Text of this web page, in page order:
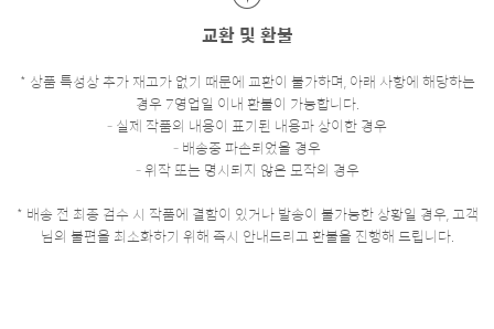
교환 및 환불
* 상품 특성상 추가 재고가 없기 때문에 교환이 불가하며, 아래 사항에 해당하는
경우 7영업일 이내 환불이 가능합니다.
- 실제 작품의 내용이 표기된 내용과 상이한 경우
- 배송중 파손되었을 경우
- 위작 또는 명시되지 않은 모작의 경우
* 배송 전 최종 검수 시 작품에 결함이 있거나 발송이 불가능한 상황일 경우, 고객
님의 불편을 최소화하기 위해 즉시 안내드리고 환불을 진행해 드립니다.